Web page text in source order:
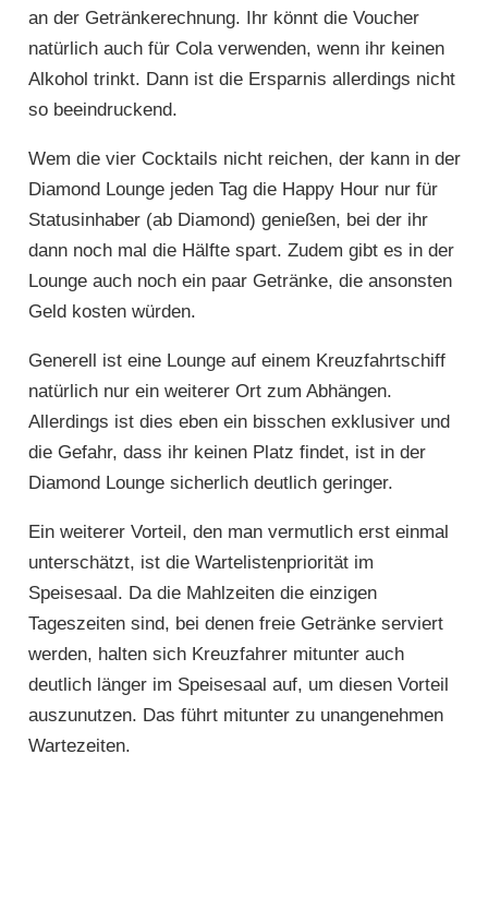
an der Getränkerechnung. Ihr könnt die Voucher
natürlich auch für Cola verwenden, wenn ihr keinen
Alkohol trinkt. Dann ist die Ersparnis allerdings nicht
so beeindruckend.
Wem die vier Cocktails nicht reichen, der kann in der
Diamond Lounge jeden Tag die Happy Hour nur für
Statusinhaber (ab Diamond) genießen, bei der ihr
dann noch mal die Hälfte spart. Zudem gibt es in der
Lounge auch noch ein paar Getränke, die ansonsten
Geld kosten würden.
Generell ist eine Lounge auf einem Kreuzfahrtschiff
natürlich nur ein weiterer Ort zum Abhängen.
Allerdings ist dies eben ein bisschen exklusiver und
die Gefahr, dass ihr keinen Platz findet, ist in der
Diamond Lounge sicherlich deutlich geringer.
Ein weiterer Vorteil, den man vermutlich erst einmal
unterschätzt, ist die Wartelistenpriorität im
Speisesaal. Da die Mahlzeiten die einzigen
Tageszeiten sind, bei denen freie Getränke serviert
werden, halten sich Kreuzfahrer mitunter auch
deutlich länger im Speisesaal auf, um diesen Vorteil
auszunutzen. Das führt mitunter zu unangenehmen
Wartezeiten.